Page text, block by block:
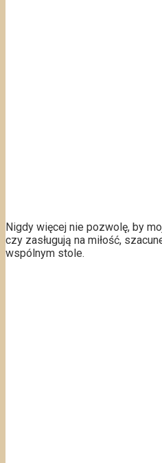
Nigdy więcej nie pozwolę, by
czy zasługują na miłość,
wspólnym stole.